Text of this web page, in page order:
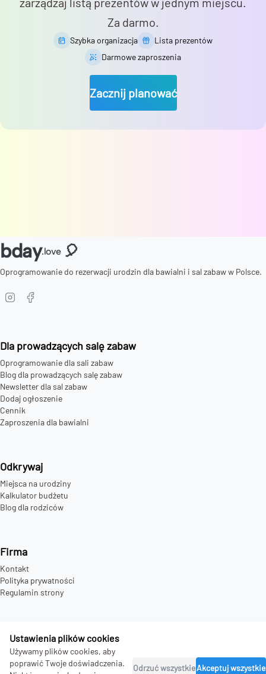
Ustawienia plików cookies
Używamy plików cookies, aby
poprawić Twoje doświadczenia.
Odrzuć wszystkieAkceptuj wszystkie
Za darmo.
Szybka organizacja
Lista prezentów
Darmowe zaproszenia
Zacznij planować
bday.love 🎈
Oprogramowanie do rezerwacji urodzin dla bawialni i sal zabaw w Polsce.
Dla prowadzących salę zabaw
Oprogramowanie dla sali zabaw
Blog dla prowadzących salę zabaw
Newsletter dla sal zabaw
Dodaj ogłoszenie
Cennik
Zaproszenia dla bawialni
Odkrywaj
Miejsca na urodziny
Kalkulator budżetu
Blog dla rodziców
Firma
Kontakt
Polityka prywatności
Regulamin strony
2026bday.love - all rights reserved.